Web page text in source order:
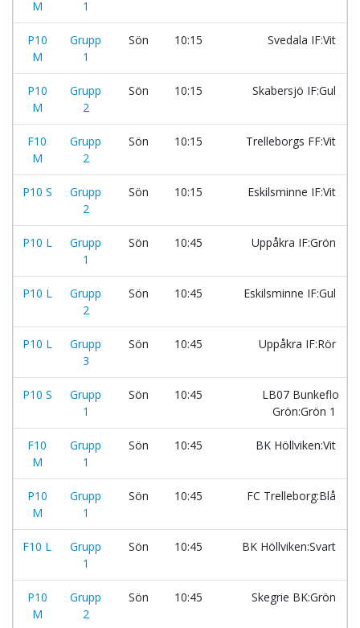
M
1
P10
M
Grupp
1
Sön 10:15 Svedala IF:Vit
P10
M
Grupp
2
Sön 10:15 Skabersjö IF:Gul
F10
M
Grupp
2
Sön 10:15 Trelleborgs FF:Vit
P10 S
Grupp
2
Sön 10:15 Eskilsminne IF:Vit
P10 L
Grupp
1
Sön 10:45 Uppåkra IF:Grön
P10 L
Grupp
2
Sön 10:45 Eskilsminne IF:Gul
P10 L
Grupp
3
Sön 10:45 Uppåkra IF:Rör
P10 S
Grupp
1
Sön 10:45
LB07 Bunkeflo
Grön:Grön 1
F10
M
Grupp
1
Sön 10:45 BK Höllviken:Vit
P10
M
Grupp
1
Sön 10:45 FC Trelleborg:Blå
F10 L
Grupp
1
Sön 10:45 BK Höllviken:Svart
P10
M
Grupp
2
Sön 10:45 Skegrie BK:Grön